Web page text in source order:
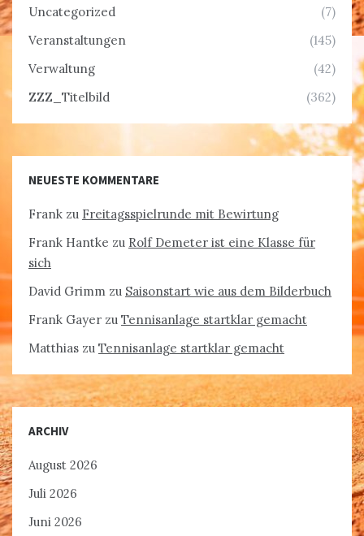
Uncategorized
(7)
Veranstaltungen
(145)
Verwaltung
(42)
ZZZ_Titelbild
(362)
NEUESTE KOMMENTARE
Frank zu Freitagsspielrunde mit Bewirtung
Frank Hantke zu Rolf Demeter ist eine Klasse für
sich
David Grimm zu Saisonstart wie aus dem Bilderbuch
Frank Gayer zu Tennisanlage startklar gemacht
Matthias zu Tennisanlage startklar gemacht
ARCHIV
August 2026
Juli 2026
Juni 2026